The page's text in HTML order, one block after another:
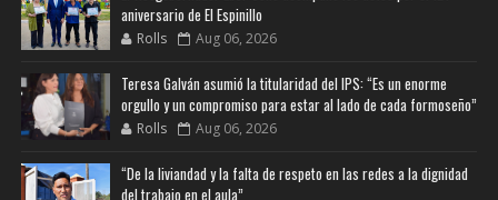
aniversario de El Espinillo
Rolls Aug 06, 2026
Teresa Galván asumió la titularidad del IPS: “Es un enorme
orgullo y un compromiso para estar al lado de cada formoseño”
Rolls Aug 06, 2026
“De la liviandad y la falta de respeto en las redes a la dignidad
del trabajo en el aula”